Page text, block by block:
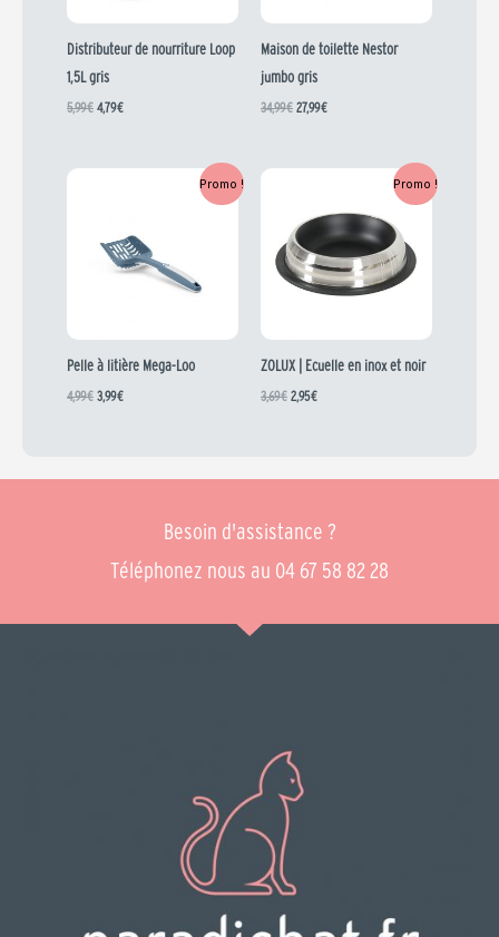
Distributeur de nourriture Loop
1,5L gris
5,99€ 4,79€
Maison de toilette Nestor
jumbo gris
34,99€ 27,99€
Promo !
Pelle à litière Mega-Loo
4,99€
4,99 €.
3,99€
3,99 €.
Promo !
ZOLUX | Ecuelle en inox et noir
3,69€
était :
3,69 €.
2,95€
actuel
Besoin d'assistance ?
Téléphonez nous au 04 67 58 82 28